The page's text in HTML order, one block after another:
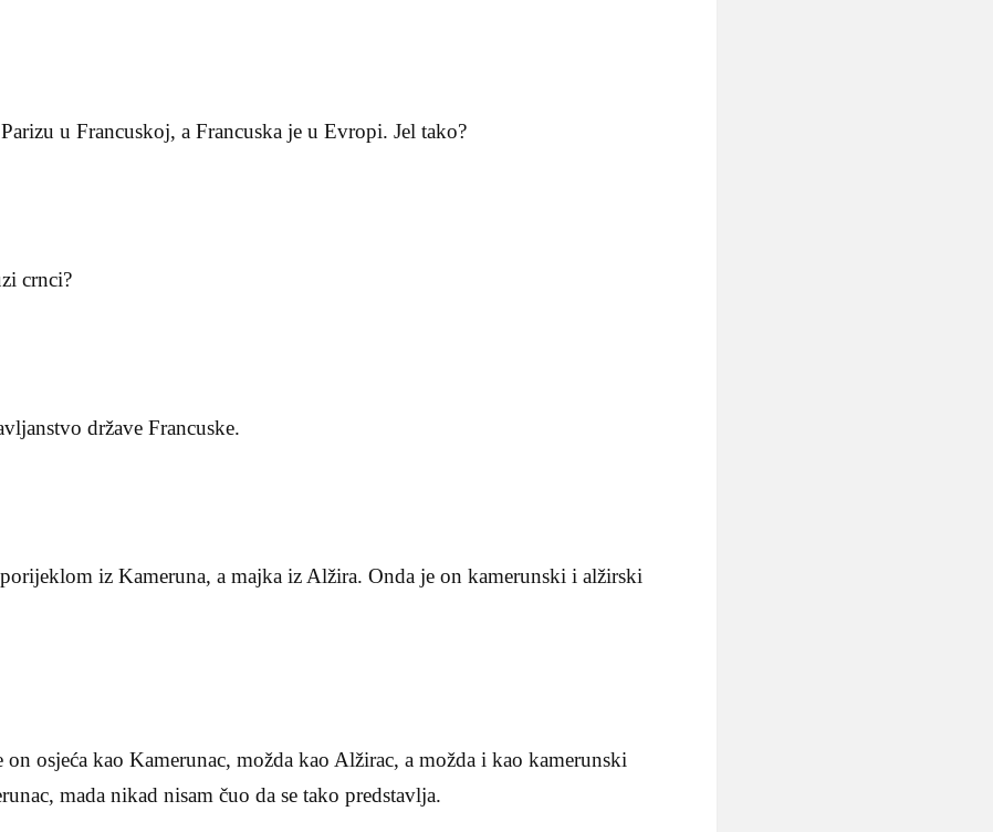
u Francuskoj, a Francuska je u Evropi. Jel tako?
crnci?
države Francuske.
iz Kameruna, a majka iz Alžira. Onda je on kamerunski i alžirski
on osjeća kao Kamerunac, možda kao Alžirac, a možda i kao kamerunski
mada nikad nisam čuo da se tako predstavlja.